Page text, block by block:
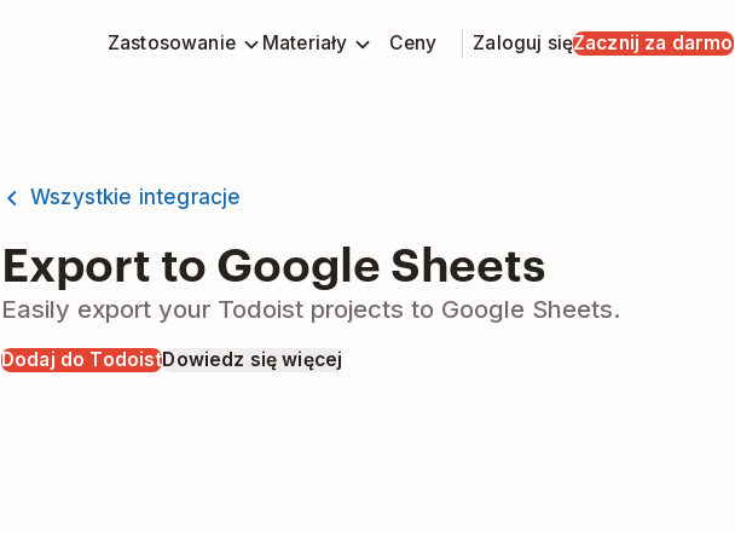
Zastosowanie Materiały Ceny Zaloguj sięZacznij za darmo
Wszystkie integracje
Export to Google Sheets
Easily export your Todoist projects to Google Sheets.
Dodaj do TodoistDowiedz się więcej